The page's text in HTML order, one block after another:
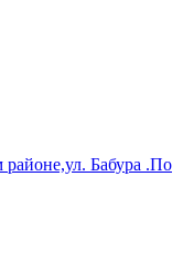
районе,ул. Бабура .По